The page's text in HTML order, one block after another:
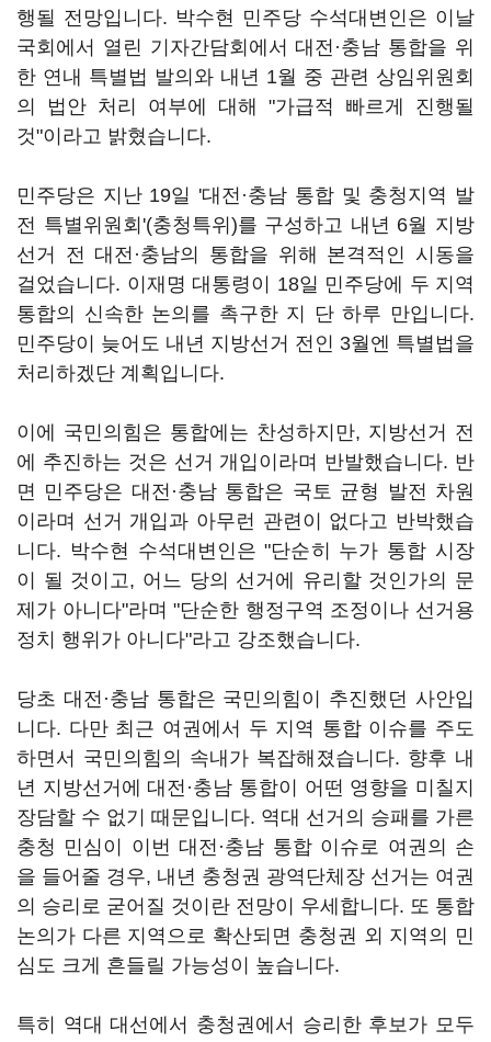
행될 전망입니다. 박수현 민주당 수석대변인은 이날
국회에서 열린 기자간담회에서 대전·충남 통합을 위
한 연내 특별법 발의와 내년 1월 중 관련 상임위원회
의 법안 처리 여부에 대해 "가급적 빠르게 진행될
것"이라고 밝혔습니다.
민주당은 지난 19일 '대전·충남 통합 및 충청지역 발
전 특별위원회'(충청특위)를 구성하고 내년 6월 지방
선거 전 대전·충남의 통합을 위해 본격적인 시동을
걸었습니다. 이재명 대통령이 18일 민주당에 두 지역
통합의 신속한 논의를 촉구한 지 단 하루 만입니다.
민주당이 늦어도 내년 지방선거 전인 3월엔 특별법을
처리하겠단 계획입니다.
이에 국민의힘은 통합에는 찬성하지만, 지방선거 전
에 추진하는 것은 선거 개입이라며 반발했습니다. 반
면 민주당은 대전·충남 통합은 국토 균형 발전 차원
이라며 선거 개입과 아무런 관련이 없다고 반박했습
니다. 박수현 수석대변인은 "단순히 누가 통합 시장
이 될 것이고, 어느 당의 선거에 유리할 것인가의 문
제가 아니다"라며 "단순한 행정구역 조정이나 선거용
정치 행위가 아니다"라고 강조했습니다.
당초 대전·충남 통합은 국민의힘이 추진했던 사안입
니다. 다만 최근 여권에서 두 지역 통합 이슈를 주도
하면서 국민의힘의 속내가 복잡해졌습니다. 향후 내
년 지방선거에 대전·충남 통합이 어떤 영향을 미칠지
장담할 수 없기 때문입니다. 역대 선거의 승패를 가른
충청 민심이 이번 대전·충남 통합 이슈로 여권의 손
을 들어줄 경우, 내년 충청권 광역단체장 선거는 여권
의 승리로 굳어질 것이란 전망이 우세합니다. 또 통합
논의가 다른 지역으로 확산되면 충청권 외 지역의 민
심도 크게 흔들릴 가능성이 높습니다.
특히 역대 대선에서 충청권에서 승리한 후보가 모두